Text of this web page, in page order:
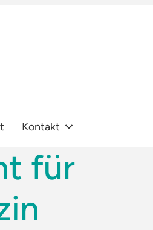
Kontakt
für